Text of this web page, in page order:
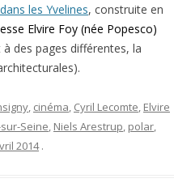
les Yvelines, construite en
Elvire Foy (née Popesco)
des pages différentes, la
, cinéma, Cyril Lecomte, Elvire
Seine, Niels Arestrup, polar,
2014 .